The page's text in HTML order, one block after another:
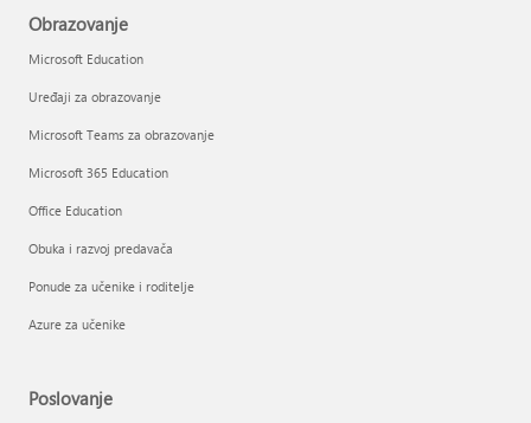
Obrazovanje
Microsoft Education
Uređaji za obrazovanje
Microsoft Teams za obrazovanje
Microsoft 365 Education
Office Education
Obuka i razvoj predavača
Ponude za učenike i roditelje
Azure za učenike
Poslovanje